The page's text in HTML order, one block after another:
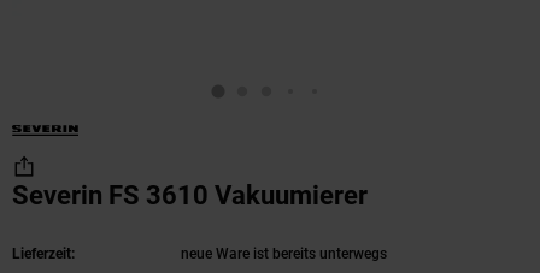
Severin FS 3610 Vakuumierer
Lieferzeit: neue Ware ist bereits unterwegs